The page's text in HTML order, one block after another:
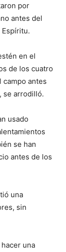
por
antes del
en el
de los cuatro
antes
se arrodilló.
usado
se han
antes de los
una
sin
una